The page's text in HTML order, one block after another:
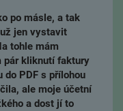
po másle, a tak
jen vystavit
tohle mám
pár kliknutí faktury
PDF s přílohou
ale moje účetní
a dost jí to